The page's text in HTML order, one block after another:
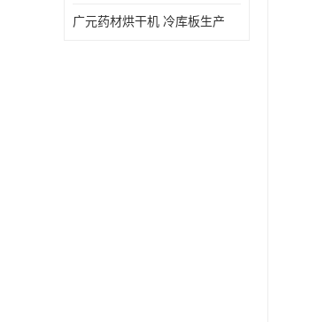
广元药材烘干机 冷库板生产